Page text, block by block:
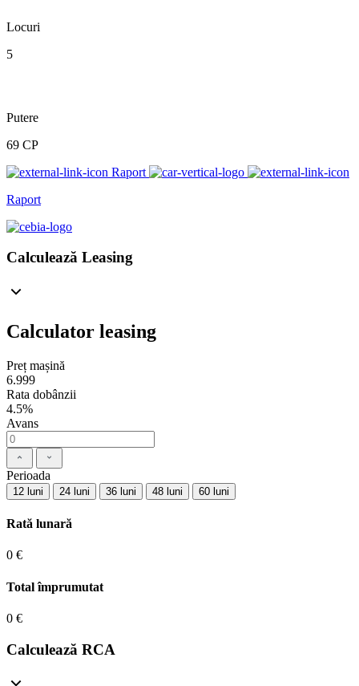
Locuri
5
Putere
69 CP
Raport
Raport
Calculează Leasing
Calculator leasing
Preț mașină
6.999
Rata dobânzii
4.5%
Avans
Perioada
12 luni 24 luni 36 luni 48 luni 60 luni
Rată lunară
0 €
Total împrumutat
0 €
Calculează RCA